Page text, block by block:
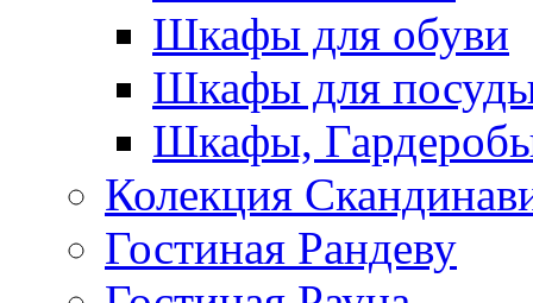
Шкафы для обуви
Шкафы для
Шкафы,
Колекция
Гостиная Рандеву